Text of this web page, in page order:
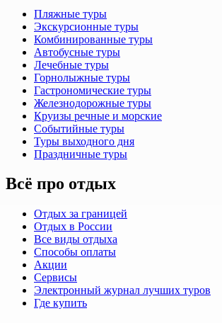
Пляжные туры
Экскурсионные туры
Комбинированные туры
Автобусные туры
Лечебные туры
Горнолыжные туры
Гастрономические туры
Железнодорожные туры
Круизы речные и морские
Событийные туры
Туры выходного дня
Праздничные туры
Всё про отдых
Отдых за границей
Отдых в России
Все виды отдыха
Способы оплаты
Акции
Сервисы
Электронный журнал лучших туров
Где купить